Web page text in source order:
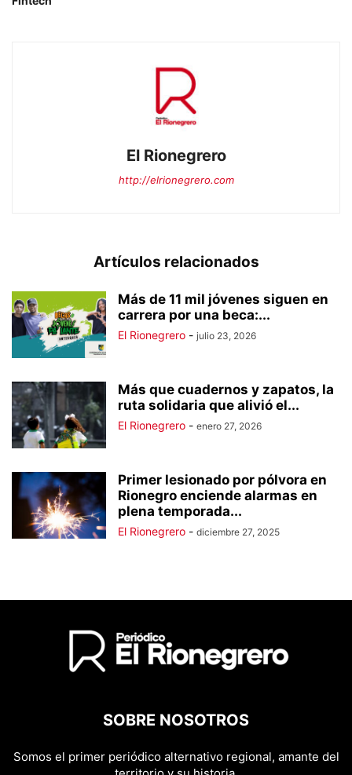
El Rionegrero
http://elrionegrero.com
Artículos relacionados
Más de 11 mil jóvenes siguen en
carrera por una beca:...
El Rionegrero - julio 23, 2026
Más que cuadernos y zapatos, la
ruta solidaria que alivió el...
El Rionegrero - enero 27, 2026
Primer lesionado por pólvora en
Rionegro enciende alarmas en
plena temporada...
El Rionegrero - diciembre 27, 2025
SOBRE NOSOTROS
Somos el primer periódico alternativo regional, amante del